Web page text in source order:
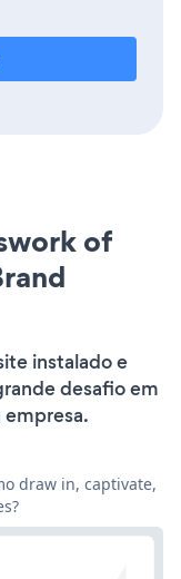
of
instalado e
desafio em
draw in, captivate,